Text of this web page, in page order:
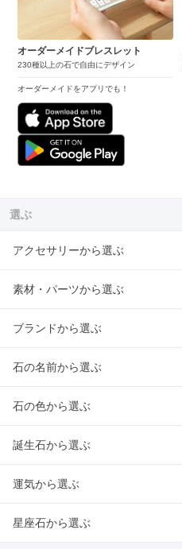
オーダーメイドブレスレット
230種以上の石で自由にデザイン
オーダーメイドをアプリでも！
選ぶ
アクセサリーから選ぶ
素材・パーツから選ぶ
ブランドから選ぶ
石の名前から選ぶ
石の色から選ぶ
誕生石から選ぶ
運気から選ぶ
星座石から選ぶ